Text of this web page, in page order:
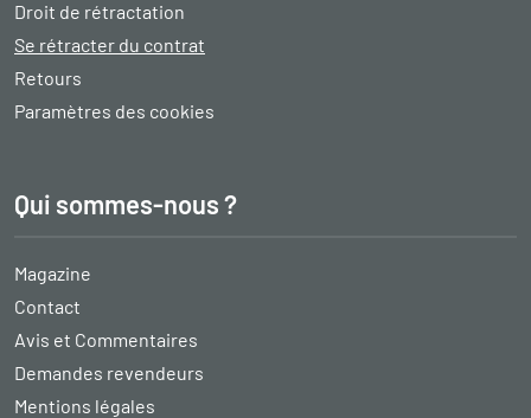
Droit de rétractation
Se rétracter du contrat
Retours
Paramètres des cookies
Qui sommes-nous ?
Magazine
Contact
Avis et Commentaires
Demandes revendeurs
Mentions légales